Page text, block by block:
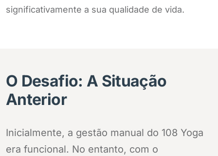
significativamente a sua qualidade de vida.
O Desafio: A Situação
Anterior
Inicialmente, a gestão manual do 108 Yoga
era funcional. No entanto, com o